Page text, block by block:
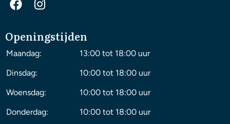
Openingstijden
Maandag:
13:00 tot 18:00 uur
Dinsdag:
10:00 tot 18:00 uur
Woensdag:
10:00 tot 18:00 uur
Donderdag:
10:00 tot 18:00 uur